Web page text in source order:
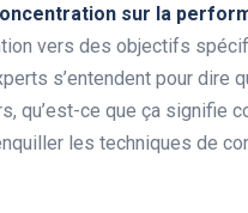
sur la
vers des objectifs
s’entendent pour dire
qu’est-ce que ça signifie
les techniques de